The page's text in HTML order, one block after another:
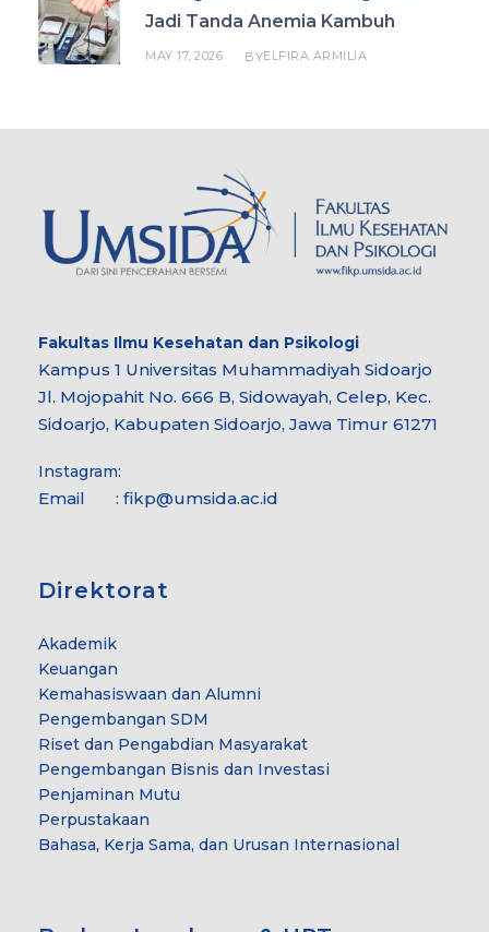
Jadi Tanda Anemia Kambuh
MAY 17, 2026 BYELFIRA ARMILIA
Fakultas Ilmu Kesehatan dan Psikologi
Kampus 1 Universitas Muhammadiyah Sidoarjo
Jl. Mojopahit No. 666 B, Sidowayah, Celep, Kec.
Sidoarjo, Kabupaten Sidoarjo, Jawa Timur 61271
Instagram:
Email : fikp@umsida.ac.id
Direktorat
Akademik
Keuangan
Kemahasiswaan dan Alumni
Pengembangan SDM
Riset dan Pengabdian Masyarakat
Pengembangan Bisnis dan Investasi
Penjaminan Mutu
Perpustakaan
Bahasa, Kerja Sama, dan Urusan Internasional